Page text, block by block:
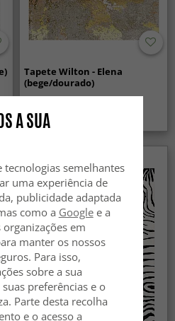
Tapete Wilton - Elena
(bege/dourado)
44.99 €
A SUA
tecnologias semelhantes
uma experiência de
publicidade adaptada
como a Googlee a
em
manter os nossos
Para isso,
sobre a sua
preferências e o
Parte desta recolha
e o acesso a